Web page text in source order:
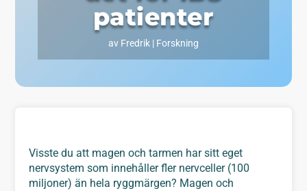
patienter
av Fredrik | Forskning
Visste du att magen och tarmen har sitt eget
nervsystem som innehåller fler nervceller (100
miljoner) än hela ryggmärgen? Magen och